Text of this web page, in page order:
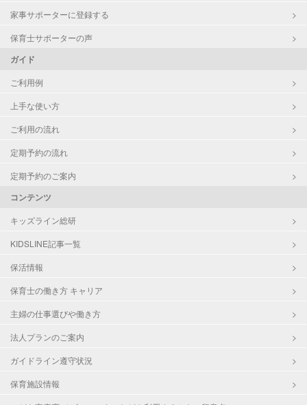
家事サポーターに登録する
保育士サポーターの声
ガイド
ご利用例
上手な使い方
ご利用の流れ
定期予約の流れ
定期予約のご案内
コンテンツ
キッズライン総研
KIDSLINE記事一覧
保活情報
保育士の働き方 キャリア
主婦の仕事選びや働き方
法人プランのご案内
ガイドライン遵守状況
保育施設情報